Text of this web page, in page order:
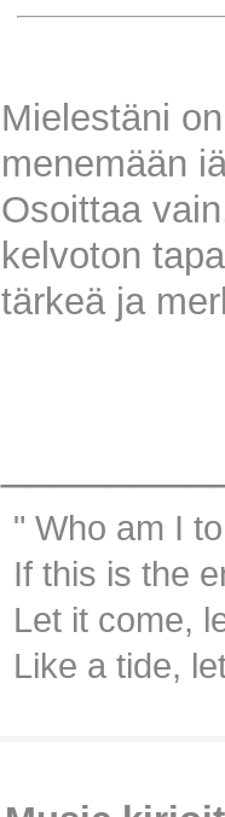
Mielestäni
menemään
Osoittaa
kelvoton
tärkeä ja
Who am I
If this is the
Let it come,
Like a tide,